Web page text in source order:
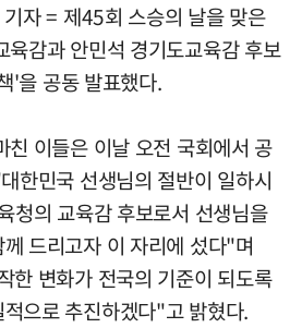
자 = 제45회 스승의 날을 맞은
감과 안민석 경기도교육감 후보
'을 공동 발표했다.
친 이들은 이날 오전 국회에서 공
한민국 선생님의 절반이 일하시
청의 교육감 후보로서 선생님을
드리고자 이 자리에 섰다"며
한 변화가 전국의 기준이 되도록
으로 추진하겠다"고 밝혔다.